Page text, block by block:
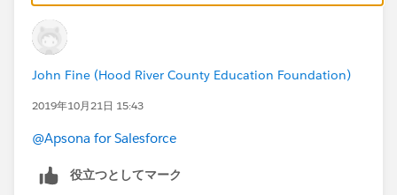
John Fine (Hood River County Education Foundation)
2019年10月21日 15:43
@Apsona for Salesforce
役立つとしてマーク